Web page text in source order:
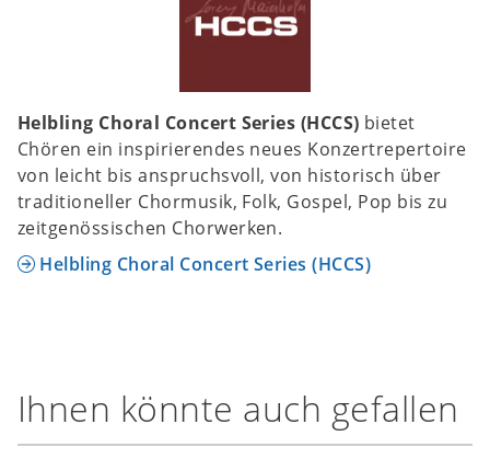
Helbling Choral Concert Series (HCCS) bietet
Chören ein inspirierendes neues Konzertrepertoire
von leicht bis anspruchsvoll, von historisch über
traditioneller Chormusik, Folk, Gospel, Pop bis zu
zeitgenössischen Chorwerken.
Helbling Choral Concert Series (HCCS)
Ihnen könnte auch gefallen